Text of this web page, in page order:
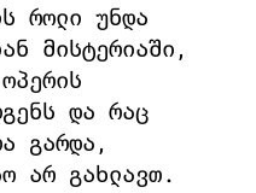
როლი უნდა
მისტერიაში,
და რაც
გარდა,
არ გახლავთ.